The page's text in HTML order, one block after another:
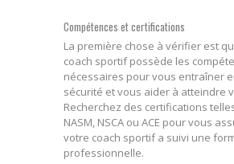
Compétences et certifications
La première chose à vérifier est
coach sportif possède les
nécessaires pour vous entraîner
sécurité et vous aider à atteindre
Recherchez des certifications
NASM, NSCA ou ACE pour vous
votre coach sportif a suivi une
professionnelle.